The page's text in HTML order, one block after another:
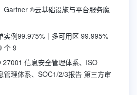
Gartner ®云基础设施与平台服务魔
实例99.975%｜多可用区 99.995%
个 9
27001 信息安全管理体系、ISO
管理体系、SOC1/2/3报告 第三方审